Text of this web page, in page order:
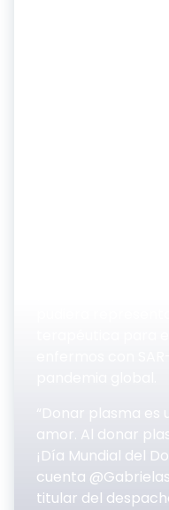
amor. Al donar
¡Día Mundial del
cuenta
titular del